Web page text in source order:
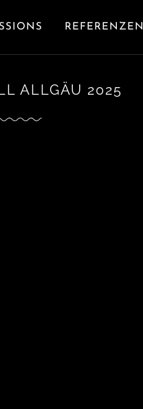
REFERENZEN
ALLGÄU 2025